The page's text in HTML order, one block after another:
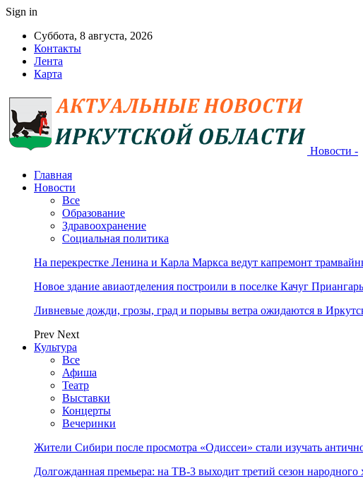
Sign in
Суббота, 8 августа, 2026
Контакты
Лента
Карта
Новости -
Главная
Новости
Все
Образование
Здравоохранение
Социальная политика
На перекрестке Ленина и Карла Маркса ведут капремонт
Новое здание авиаотделения построили в поселке Качуг
Ливневые дожди, грозы, град и порывы ветра ожидаются в
Prev Next
Культура
Все
Афиша
Театр
Выставки
Концерты
Вечеринки
Жители Сибири после просмотра «Одиссеи» стали изучать
Долгожданная премьера: на ТВ-3 выходит третий сезон